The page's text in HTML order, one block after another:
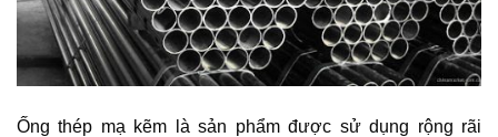
Ống thép mạ kẽm là sản phẩm được sử dụng rộng rãi